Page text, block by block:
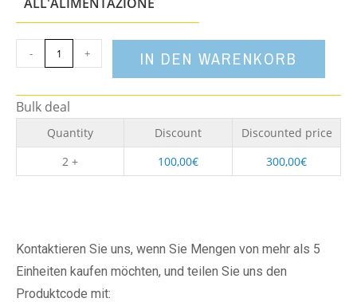
- + IN DEN WARENKORB
Bulk deal
Quantity Discount
Discounted price
2 +
100,00€ 300,00€
Kontaktieren Sie uns, wenn Sie Mengen von mehr als 5
Einheiten kaufen möchten, und teilen Sie uns den
Produktcode mit: